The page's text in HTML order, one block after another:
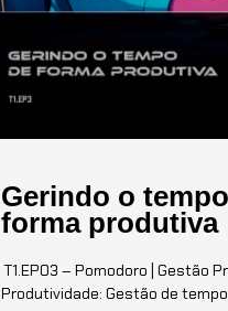
Gerindo o
forma produtiva
T1.EP03 – Pomodoro | Gestão
Produtividade: Gestão de